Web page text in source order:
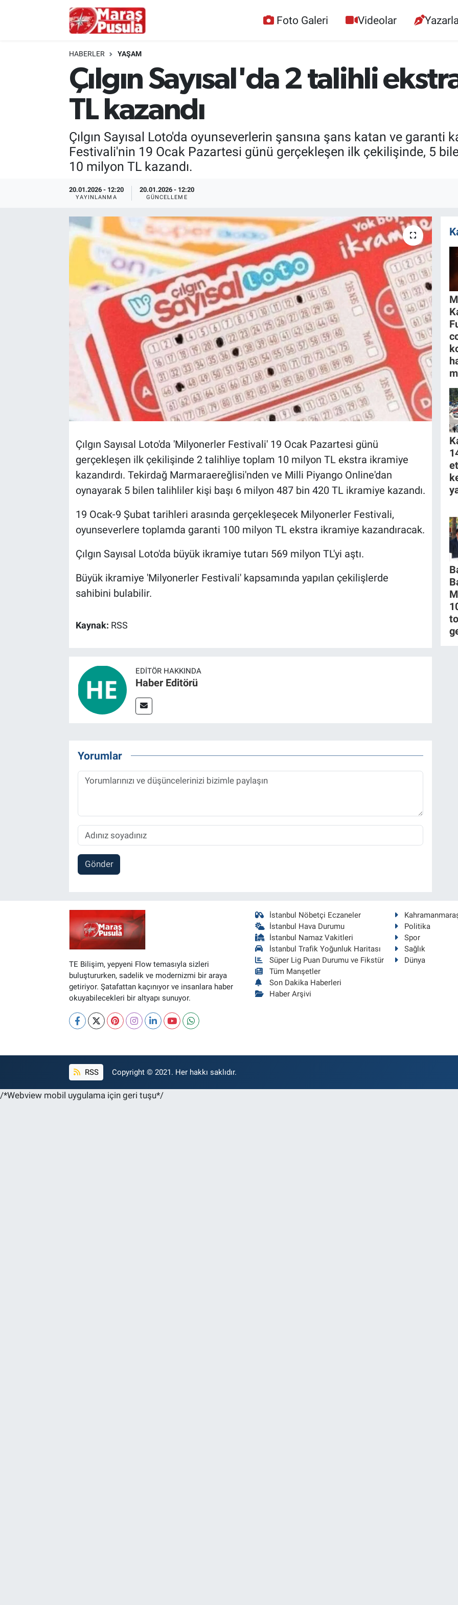
Foto Galeri Videolar
HABERLER YAŞAM
Çılgın Sayısal'da 2 talihli
TL kazandı
Çılgın Sayısal Loto'da oyunseverlerin şansına şans katan ve garanti
Festivali'nin 19 Ocak Pazartesi günü gerçekleşen ilk çekilişinde, 5
10 milyon TL kazandı.
20.01.2026 - 12:20
YAYINLANMA
20.01.2026 - 12:20
GÜNCELLEME
Çılgın Sayısal Loto'da 'Milyonerler Festivali' 19 Ocak Pazartesi günü
gerçekleşen ilk çekilişinde 2 talihliye toplam 10 milyon TL ekstra ikramiye
kazandırdı. Tekirdağ Marmaraereğlisi'nden ve Milli Piyango Online'dan
oynayarak 5 bilen talihliler kişi başı 6 milyon 487 bin 420 TL ikramiye kazandı.
19 Ocak-9 Şubat tarihleri arasında gerçekleşecek Milyonerler Festivali,
oyunseverlere toplamda garanti 100 milyon TL ekstra ikramiye kazandıracak.
Çılgın Sayısal Loto'da büyük ikramiye tutarı 569 milyon TL'yi aştı.
Büyük ikramiye 'Milyonerler Festivali' kapsamında yapılan çekilişlerde
sahibini bulabilir.
Kaynak: RSS
EDITÖR HAKKINDA
Haber Editörü
Yorumlar
Gönder
TE Bilişim, yepyeni Flow temasıyla sizleri
buluştururken, sadelik ve modernizmi bir araya
getiriyor. Şatafattan kaçınıyor ve insanlara haber
okuyabilecekleri bir altyapı sunuyor.
İstanbul Nöbetçi Eczaneler
İstanbul Hava Durumu
İstanbul Namaz Vakitleri
İstanbul Trafik Yoğunluk Haritası
Süper Lig Puan Durumu ve Fikstür
Tüm Manşetler
Son Dakika Haberleri
Haber Arşivi
Politika
Spor
Sağlık
Dünya
RSS Copyright © 2021. Her hakkı saklıdır.
/*Webview mobil uygulama için geri tuşu*/
Kültür Sanat
TEKNOLOJİ
Bilim, Teknoloji
İstanbul Hava Durumu
İstanbul Namaz Vakitleri
İstanbul Trafik Yoğunluk Haritası
Süper Lig Puan Durumu ve Fikstür
Tüm Manşetler
Son Dakika Haberleri
Haber Arşivi